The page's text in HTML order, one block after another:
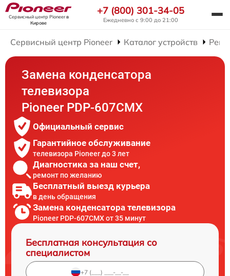
Сервисный центр Pioneerв
Кирове
+7 (800) 301-34-05
Ежедневно с 9:00 до 21:00
Сервисный центр Pioneer Каталог устройств
Замена конденсатора
телевизора
Pioneer PDP-607CMX
Официальный сервис
Гарантийное обслуживание
телевизора Pioneer до 3 лет
Диагностика за наш счет,
ремонт по желанию
Бесплатный выезд курьера
в день обращения
Замена конденсатора телевизора
Pioneer PDP-607CMX от 35 минут
Бесплатная консультация со
специалистом